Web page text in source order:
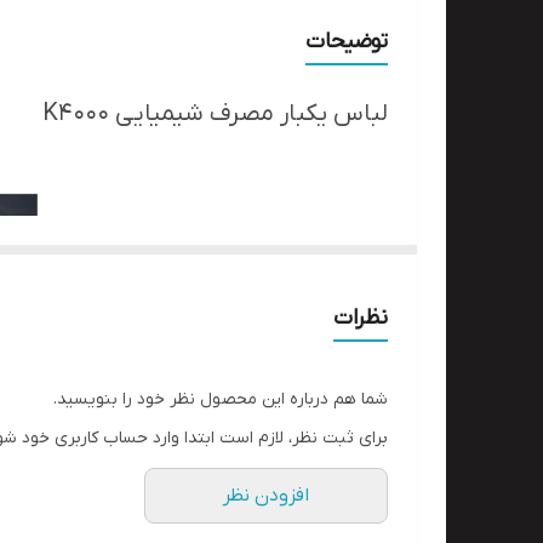
توضیحات
لباس یکبار مصرف شیمیایی K4000
ویژگی محصول
نظرات
شما هم درباره این محصول نظر خود را بنویسید.
برای ثبت نظر، لازم است ابتدا وارد حساب کاربری خود
افزودن نظر